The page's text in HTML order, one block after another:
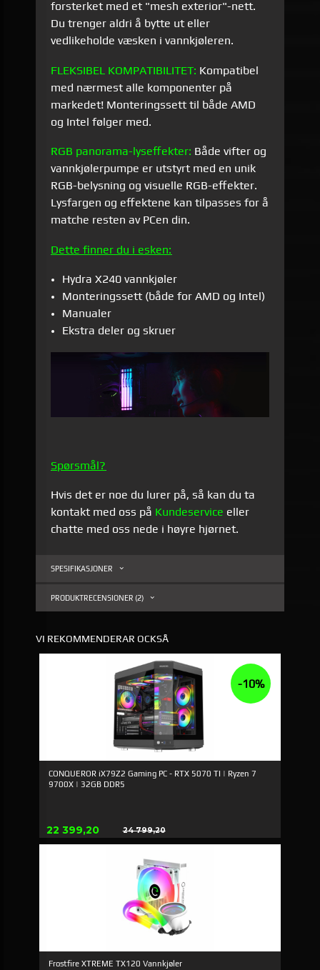
forsterket med et "mesh exterior"-nett.
Du trenger aldri å bytte ut eller
vedlikeholde væsken i vannkjøleren.
FLEKSIBEL KOMPATIBILITET: Kompatibel
med nærmest alle komponenter på
markedet! Monteringssett til både AMD
og Intel følger med.
RGB panorama-lyseffekter: Både vifter og
vannkjølerpumpe er utstyrt med en unik
RGB-belysning og visuelle RGB-effekter.
Lysfargen og effektene kan tilpasses for å
matche resten av PCen din.
Dette finner du i esken:
Hydra X240 vannkjøler
Monteringssett (både for AMD og Intel)
Manualer
Ekstra deler og skruer
Spørsmål?
Hvis det er noe du lurer på, så kan du ta
kontakt med oss på Kundeservice eller
chatte med oss nede i høyre hjørnet.
SPESIFIKASJONER
PRODUKTRECENSIONER (2)
VI REKOMMENDERAR OCKSÅ
CONQUEROR iX79Z2 Gaming PC - RTX 5070 TI | Ryzen 7
9700X | 32GB DDR5
Erbjudande
22 399,20 24 799,20
Rabatt
-10%
Frostfire XTREME TX120 Vannkjøler